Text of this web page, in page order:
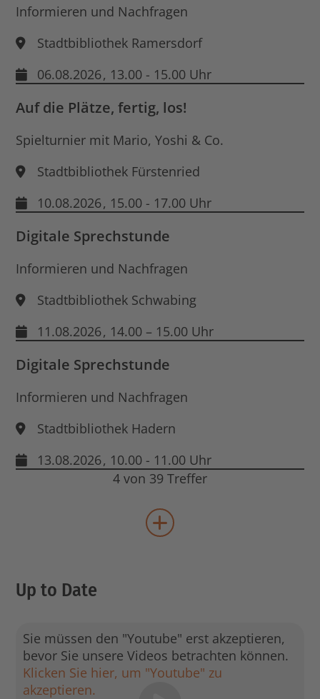
Informieren und Nachfragen
Stadtbibliothek Ramersdorf
06.08.2026, 13.00 - 15.00 Uhr
Auf die Plätze, fertig, los!
Spielturnier mit Mario, Yoshi & Co.
Stadtbibliothek Fürstenried
10.08.2026, 15.00 - 17.00 Uhr
Digitale Sprechstunde
Informieren und Nachfragen
Stadtbibliothek Schwabing
11.08.2026, 14.00 – 15.00 Uhr
Digitale Sprechstunde
Informieren und Nachfragen
Stadtbibliothek Hadern
13.08.2026, 10.00 - 11.00 Uhr
4 von 39 Treffer
mehr Veranstaltungen
Up to Date
Sie müssen den "Youtube" erst akzeptieren,
bevor Sie unsere Videos betrachten können.
Klicken Sie hier, um "Youtube" zu
akzeptieren.